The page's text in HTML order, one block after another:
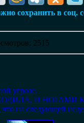
сохранить в соц.
: 2515
угрозе.
И НОГАМИ
на следующей